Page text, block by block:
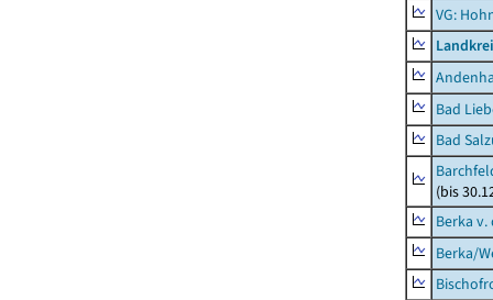
VG:
Bad
Bad
(bis
Berka v.
Berka/